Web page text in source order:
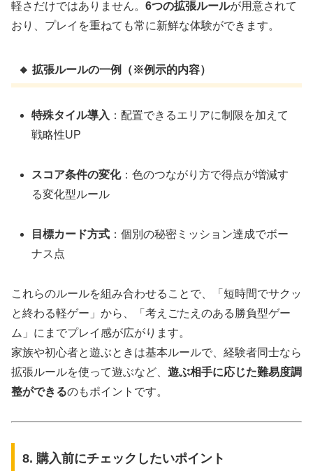
軽さだけではありません。 6つの拡張ルールが用意されて
おり、プレイを重ねても常に新鮮な体験ができます。
🔸 拡張ルールの一例（※例示的内容）
特殊タイル導入 ：配置できるエリアに制限を加えて
戦略性UP
スコア条件の変化：色のつながり方で得点が増減す
る変化型ルール
目標カード方式 ：個別の秘密ミッション達成でボー
ナス点
これらのルールを組み合わせることで、「短時間でサクッ
と終わる軽ゲー」から、「考えごたえのある勝負型ゲー
ム」にまでプレイ感が広がります。
家族や初心者と遊ぶときは基本ルールで、経験者同士なら
拡張ルールを使って遊ぶなど、 遊ぶ相手に応じた難易度調
整ができるのもポイントです。
8. 購入前にチェックしたいポイント